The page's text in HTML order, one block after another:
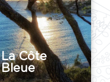
La Côte
Bleue